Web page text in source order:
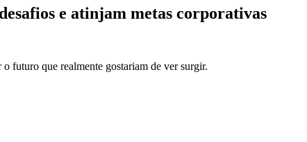
e atinjam metas corporativas
o futuro que realmente gostariam de ver surgir.